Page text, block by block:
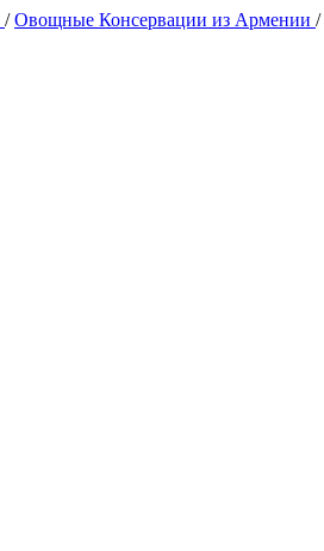
/Овощные Консервации из Армении /